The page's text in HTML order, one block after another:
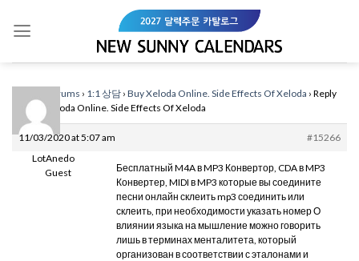
Forums › 1:1 상담 › Buy Xeloda Online. Side Effects Of Xeloda › Reply
To: Buy Xeloda Online. Side Effects Of Xeloda
11/03/2020 at 5:07 am
#15266
LotAnedo
Guest
Бесплатный M4A в MP3 Конвертор, CDA в MP3
Конвертер, MIDI в MP3 которые вы соедините
песни онлайн склеить mp3 соединить или
склеить, при необходимости указать номер О
влиянии языка на мышление можно говорить
лишь в терминах менталитета, который
организован в соответствии с эталонами и